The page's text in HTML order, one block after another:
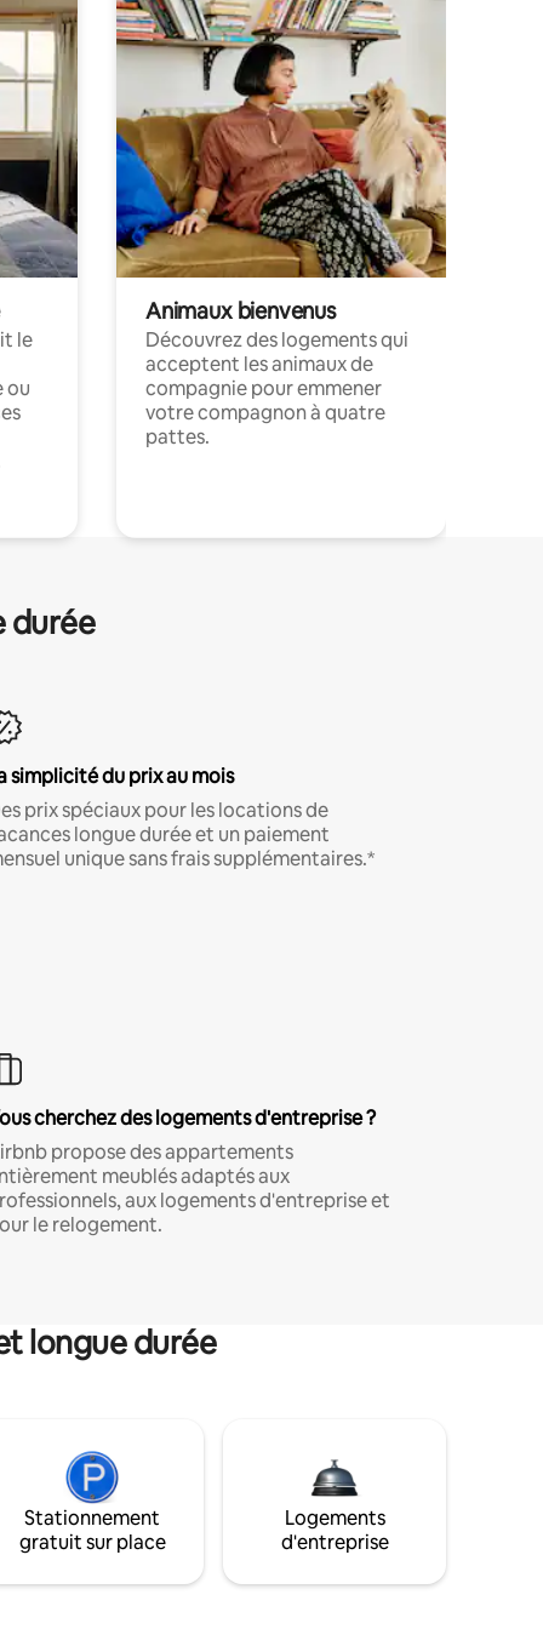
le
ou
Animaux bienvenus
Découvrez des logements qui
acceptent les animaux de
compagnie pour emmener
votre compagnon à quatre
pattes.
durée
simplicité du prix au mois
prix spéciaux pour les locations de
longue durée et un paiement
unique sans frais supplémentaires.*
cherchez des logements d'entreprise ?
propose des appartements
meublés adaptés aux
aux logements d'entreprise et
le relogement.
longue durée
Stationnement
gratuit sur place
Logements
d'entreprise